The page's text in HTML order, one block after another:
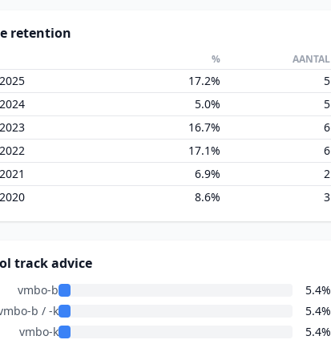
retention
% AANTAL
17.2%
5
5.0%
5
16.7%
6
17.1%
6
6.9%
2
8.6% 3
track advice
vmbo-b
5.4%
b / -k
5.4%
vmbo-k
5.4%